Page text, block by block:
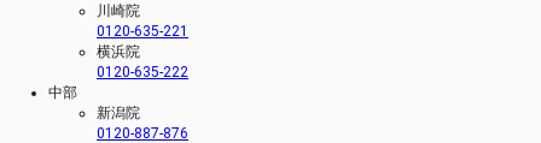
川崎院
0120-635-221
横浜院
0120-635-222
中部
新潟院
0120-887-876